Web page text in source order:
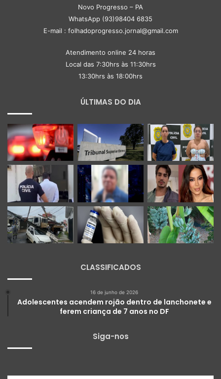
Novo Progresso – PA
WhatsApp (93)98404 6835
E-mail : folhadoprogresso.jornal@gmail.com
Atendimento online 24 horas
Local das 7:30hrs às 11:30hrs
13:30hrs às 18:00hrs
ÚLTIMAS DO DIA
CLASSIFICADOS
16 de junho de 2026
Adolescentes acendem rojão dentro de lanchonete e
ferem criança de 7 anos no DF
Siga-nos